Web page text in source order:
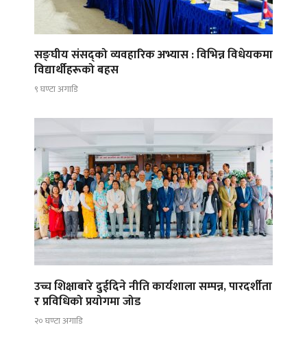
सङ्घीय संसद्को व्यवहारिक अभ्यास : विभिन्न विधेयकमा
विद्यार्थीहरूको बहस
९ घण्टा अगाडि
उच्च शिक्षाबारे दुईदिने नीति कार्यशाला सम्पन्न, पारदर्शीता
र प्रविधिको प्रयोगमा जोड
२० घण्टा अगाडि